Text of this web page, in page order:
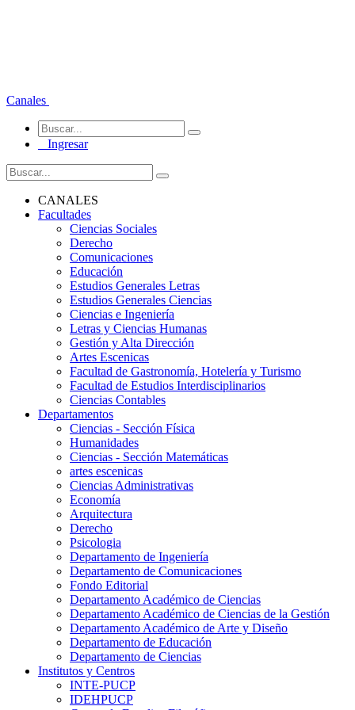
Canales
Ingresar
CANALES
Facultades
Ciencias Sociales
Derecho
Comunicaciones
Educación
Estudios Generales Letras
Estudios Generales Ciencias
Ciencias e Ingeniería
Letras y Ciencias Humanas
Gestión y Alta Dirección
Artes Escenicas
Facultad de Gastronomía, Hotelería y Turismo
Facultad de Estudios Interdisciplinarios
Ciencias Contables
Departamentos
Ciencias - Sección Física
Humanidades
Ciencias - Sección Matemáticas
artes escenicas
Ciencias Administrativas
Economía
Arquitectura
Derecho
Psicologia
Departamento de Ingeniería
Departamento de Comunicaciones
Fondo Editorial
Departamento Académico de Ciencias
Departamento Académico de Ciencias de la Gestión
Departamento Académico de Arte y Diseño
Departamento de Educación
Departamento de Ciencias
Institutos y Centros
INTE-PUCP
IDEHPUCP